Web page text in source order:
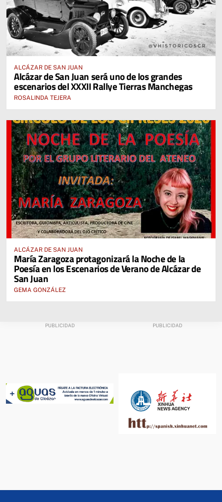
ALCÁZAR DE SAN JUAN
Alcázar de San Juan será uno de los grandes
escenarios del XXXII Rallye Tierras Manchegas
ROSALINDA TEJERA
ALCÁZAR DE SAN JUAN
María Zaragoza protagonizará la Noche de la
Poesía en los Escenarios de Verano de Alcázar de
San Juan
GEMA GONZÁLEZ